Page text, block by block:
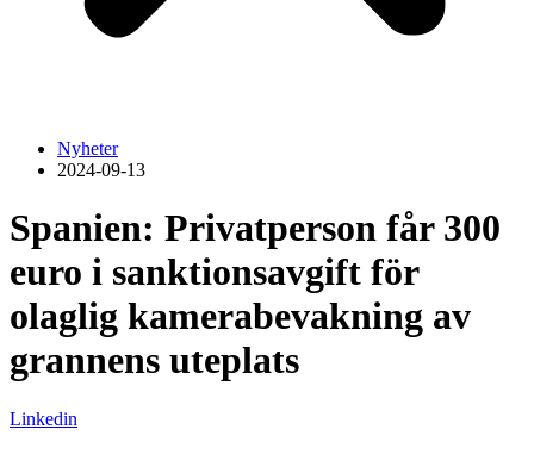
Nyheter
2024-09-13
Spanien: Privatperson får 300
euro i sanktionsavgift för
olaglig kamerabevakning av
grannens uteplats
Linkedin